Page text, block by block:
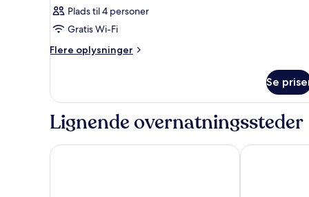
Plads til 4 personer
Gratis Wi-Fi
Flere oplysninger
Flere
Se
Lignende overnatningssteder
Best Western Plus Hotel Odense Milling Hotel